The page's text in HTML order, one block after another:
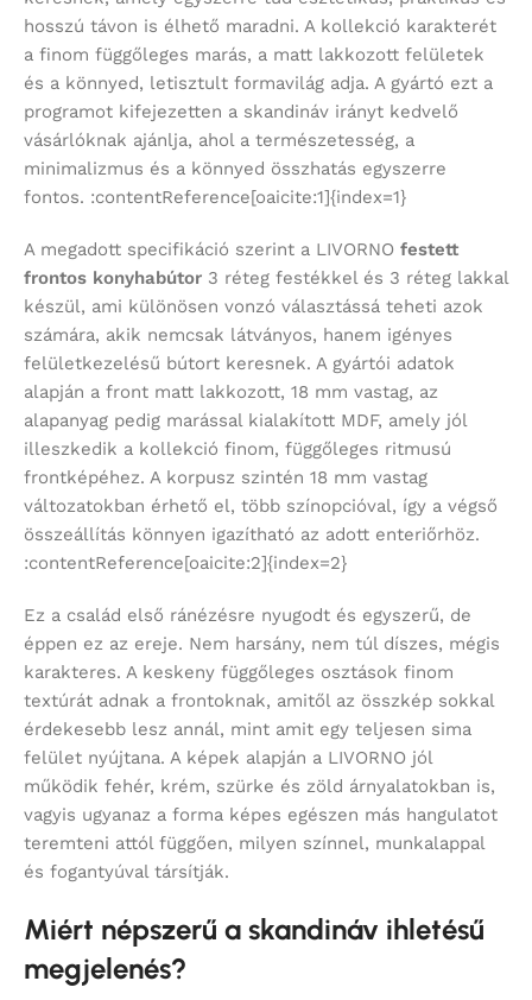
hosszú távon is élhető maradni. A kollekció karakterét
a finom függőleges marás, a matt lakkozott felületek
és a könnyed, letisztult formavilág adja. A gyártó ezt a
programot kifejezetten a skandináv irányt kedvelő
vásárlóknak ajánlja, ahol a természetesség, a
minimalizmus és a könnyed összhatás egyszerre
fontos. :contentReference[oaicite:1]{index=1}
A megadott specifikáció szerint a LIVORNO festett
frontos konyhabútor 3 réteg festékkel és 3 réteg lakkal
készül, ami különösen vonzó választássá teheti azok
számára, akik nemcsak látványos, hanem igényes
felületkezelésű bútort keresnek. A gyártói adatok
alapján a front matt lakkozott, 18 mm vastag, az
alapanyag pedig marással kialakított MDF, amely jól
illeszkedik a kollekció finom, függőleges ritmusú
frontképéhez. A korpusz szintén 18 mm vastag
változatokban érhető el, több színopcióval, így a végső
összeállítás könnyen igazítható az adott enteriőrhöz.
:contentReference[oaicite:2]{index=2}
Ez a család első ránézésre nyugodt és egyszerű, de
éppen ez az ereje. Nem harsány, nem túl díszes, mégis
karakteres. A keskeny függőleges osztások finom
textúrát adnak a frontoknak, amitől az összkép sokkal
érdekesebb lesz annál, mint amit egy teljesen sima
felület nyújtana. A képek alapján a LIVORNO jól
működik fehér, krém, szürke és zöld árnyalatokban is,
vagyis ugyanaz a forma képes egészen más hangulatot
teremteni attól függően, milyen színnel, munkalappal
és fogantyúval társítják.
Miért népszerű a skandináv ihletésű
megjelenés?